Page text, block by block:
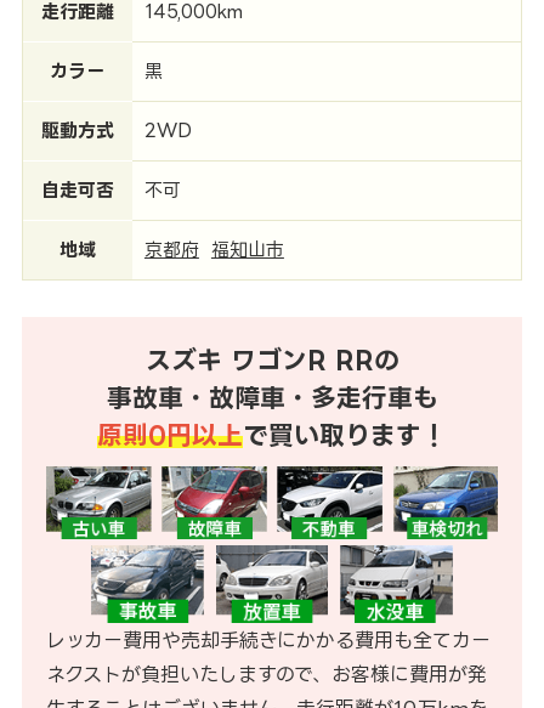
走行距離 145,000km
カラー 黒
駆動方式 2WD
自走可否 不可
地域 京都府 福知山市
スズキ ワゴンR RRの
事故車・故障車・多走行車も
原則0円以上で買い取ります！
レッカー費用や売却手続きにかかる費用も全てカー
ネクストが負担いたしますので、お客様に費用が発